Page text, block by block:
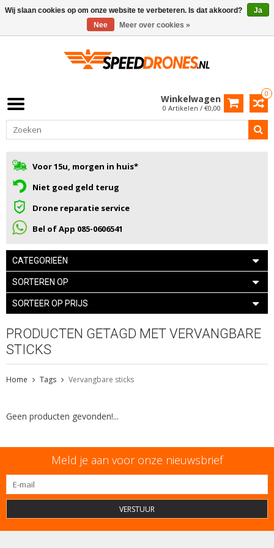
0
Winkelwagen
0 Artikelen / €0,00
Voor 15u, morgen in huis*
Niet goed geld terug
Drone reparatie service
Bel of App 085-0606541
CATEGORIEËN
SORTEREN OP
SORTEER OP PRIJS
PRODUCTEN GETAGD MET VERVANGBARE
STICKS
Home Tags Vervangbare sticks
Geen producten gevonden!...
Meld je aan voor onze nieuwsbrief
VERSTUUR
Wij slaan cookies op om onze website te verbeteren. Is dat akkoord?
Ja
Nee
Meer over cookies »